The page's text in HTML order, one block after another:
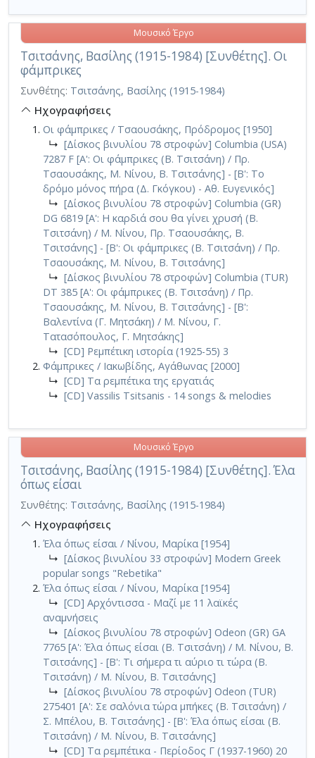
Τσιτσάνης, Βασίλης (1915-1984) [Συνθέτης]. Οι
φάμπρικες
Μουσικό Έργο
Συνθέτης: Τσιτσάνης, Βασίλης (1915-1984)
Ηχογραφήσεις
Οι φάμπρικες / Τσαουσάκης, Πρόδρομος [1950]
↳ [Δίσκος βινυλίου 78 στροφών] Columbia (USA)
7287 F [Α': Οι φάμπρικες (Β. Τσιτσάνη) / Πρ.
Τσαουσάκης, Μ. Νίνου, Β. Τσιτσάνης] - [Β': Το
δρόμο μόνος πήρα (Δ. Γκόγκου) - Αθ. Ευγενικός]
↳ [Δίσκος βινυλίου 78 στροφών] Columbia (GR)
DG 6819 [Α': Η καρδιά σου θα γίνει χρυσή (Β.
Τσιτσάνη) / Μ. Νίνου, Πρ. Τσαουσάκης, Β.
Τσιτσάνης] - [Β': Οι φάμπρικες (Β. Τσιτσάνη) / Πρ.
Τσαουσάκης, Μ. Νίνου, Β. Τσιτσάνης]
↳ [Δίσκος βινυλίου 78 στροφών] Columbia (TUR)
DT 385 [A': Οι φάμπρικες (Β. Τσιτσάνη) / Πρ.
Τσαουσάκης, Μ. Νίνου, Β. Τσιτσάνης] - [B':
Βαλεντίνα (Γ. Μητσάκη) / Μ. Νίνου, Γ.
Τατασόπουλος, Γ. Μητσάκης]
↳ [CD] Ρεμπέτικη ιστορία (1925-55) 3
Φάμπρικες / Ιακωβίδης, Αγάθωνας [2000]
↳ [CD] Τα ρεμπέτικα της εργατιάς
↳ [CD] Vassilis Tsitsanis - 14 songs & melodies
Τσιτσάνης, Βασίλης (1915-1984) [Συνθέτης]. Έλα
όπως είσαι
Μουσικό Έργο
Συνθέτης: Τσιτσάνης, Βασίλης (1915-1984)
Ηχογραφήσεις
Έλα όπως είσαι / Νίνου, Μαρίκα [1954]
↳ [Δίσκος βινυλίου 33 στροφών] Modern Greek
popular songs "Rebetika"
Έλα όπως είσαι / Νίνου, Μαρίκα [1954]
↳ [CD] Αρχόντισσα - Μαζί με 11 λαϊκές
αναμνήσεις
↳ [Δίσκος βινυλίου 78 στροφών] Odeon (GR) GA
7765 [A': Έλα όπως είσαι (Β. Τσιτσάνη) / Μ. Νίνου, Β.
Τσιτσάνης] - [Β': Τι σήμερα τι αύριο τι τώρα (Β.
Τσιτσάνη) / Μ. Νίνου, Β. Τσιτσάνης]
↳ [Δίσκος βινυλίου 78 στροφών] Odeon (TUR)
275401 [A': Σε σαλόνια τώρα μπήκες (Β. Τσιτσάνη) /
Σ. Μπέλου, Β. Τσιτσάνης] - [Β': Έλα όπως είσαι (Β.
Τσιτσάνη) / Μ. Νίνου, Β. Τσιτσάνης]
↳ [CD] Τα ρεμπέτικα - Περίοδος Γ (1937-1960) 20